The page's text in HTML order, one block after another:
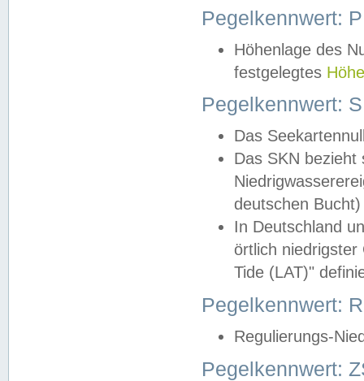
Pegelkennwert:
Höhenlage des
festgelegtes
Pegelkennwert:
Das
Das SKN
deutschen
In Deutschland
örtlich
Tide (LAT)"
Pegelkennwert:
Regulierungs-
Pegelkennwert: